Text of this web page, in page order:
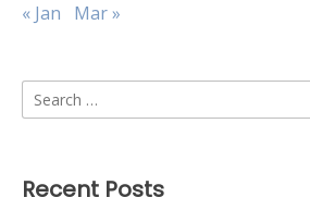
« Jan Mar »
Search
for:
Recent Posts